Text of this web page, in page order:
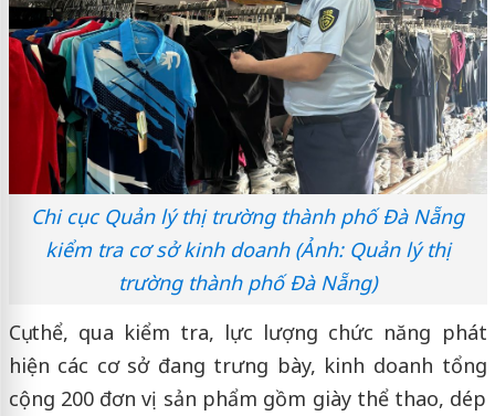
Chi cục Quản lý thị trường thành phố Đà Nẵng
kiểm tra cơ sở kinh doanh (Ảnh: Quản lý thị
trường thành phố Đà Nẵng)
Cụ thể, qua kiểm tra, lực lượng chức năng phát
hiện các cơ sở đang trưng bày, kinh doanh tổng
cộng 200 đơn vị sản phẩm gồm giày thể thao, dép